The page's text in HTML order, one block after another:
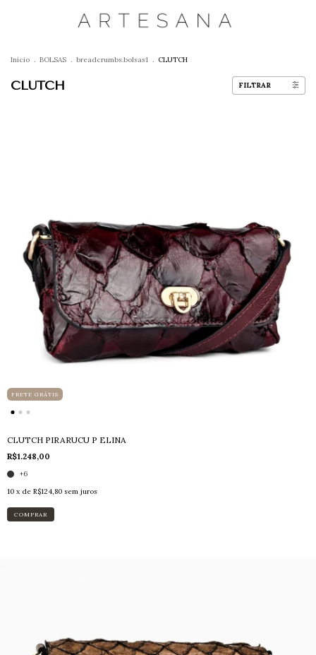
Início . BOLSAS . breadcrumbs.bolsas1 . CLUTCH
CLUTCH FILTRAR
FRETE GRÁTIS
CLUTCH PIRARUCU P ELINA
R$1.248,00
+6
10 x de R$124,80 sem juros
COMPRAR